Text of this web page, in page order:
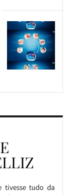
tivesse tudo da